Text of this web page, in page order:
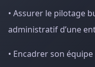
• Assurer le pilotage
administratif d’une
• Encadrer son équipe